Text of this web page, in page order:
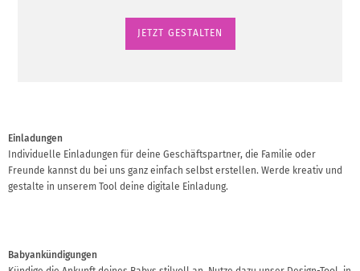
JETZT GESTALTEN
Einladungen
Individuelle Einladungen für deine Geschäftspartner, die Familie oder
Freunde kannst du bei uns ganz einfach selbst erstellen. Werde kreativ und
gestalte in unserem Tool deine digitale Einladung.
Babyankündigungen